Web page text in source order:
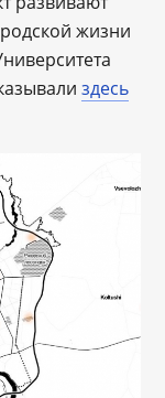
жизни
здесь